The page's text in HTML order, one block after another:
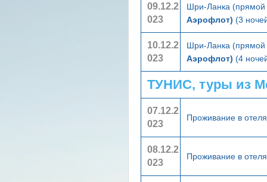
09.12.2
023
Шри-Ланка (прямой
Аэрофлот) (3
10.12.2
023
Шри-Ланка (прямой
Аэрофлот) (4
ТУНИС, туры из
07.12.2
023
Проживание в
08.12.2
023
Проживание в